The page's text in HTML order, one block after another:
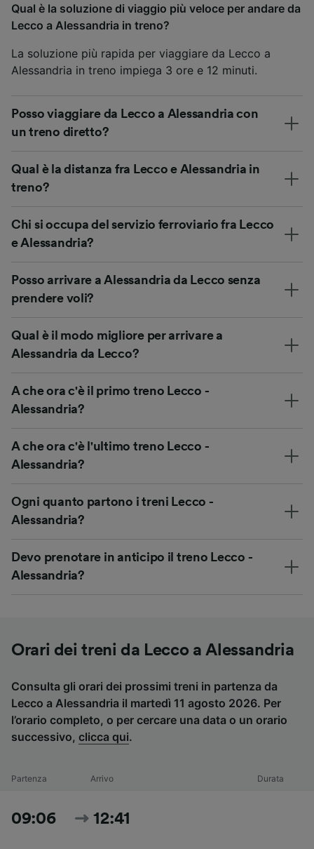
Qual è la soluzione di viaggio più veloce per andare da
Lecco a Alessandria in treno?
La soluzione più rapida per viaggiare da Lecco a
Alessandria in treno impiega 3 ore e 12 minuti.
Posso viaggiare da Lecco a Alessandria con
un treno diretto?
Qual è la distanza fra Lecco e Alessandria in
treno?
Chi si occupa del servizio ferroviario fra Lecco
e Alessandria?
Posso arrivare a Alessandria da Lecco senza
prendere voli?
Qual è il modo migliore per arrivare a
Alessandria da Lecco?
A che ora c'è il primo treno Lecco -
Alessandria?
A che ora c'è l'ultimo treno Lecco -
Alessandria?
Ogni quanto partono i treni Lecco -
Alessandria?
Devo prenotare in anticipo il treno Lecco -
Alessandria?
Orari dei treni da Lecco a Alessandria
Consulta gli orari dei prossimi treni in partenza da
Lecco a Alessandria il martedì 11 agosto 2026. Per
l’orario completo, o per cercare una data o un orario
successivo, clicca qui.
Partenza Arrivo Durata
09:06 12:41